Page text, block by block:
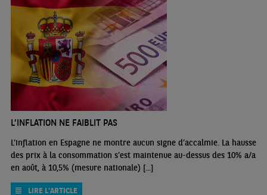
L’INFLATION NE FAIBLIT PAS
L’inflation en Espagne ne montre aucun signe d’accalmie. La hausse
des prix à la consommation s’est maintenue au-dessus des 10% a/a
en août, à 10,5% (mesure nationale) [...]
LIRE L'ARTICLE